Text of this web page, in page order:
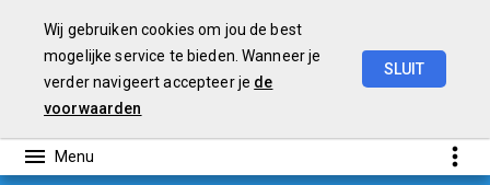
Wij gebruiken cookies om jou de best
mogelijke service te bieden. Wanneer je
verder navigeert accepteer je de
voorwaarden
SLUIT